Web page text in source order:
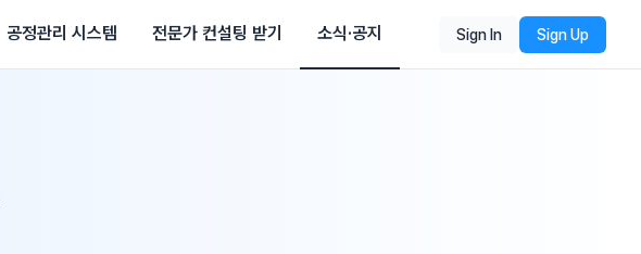
공정관리 시스템 전문가 컨설팅 받기 소식·공지 Sign In Sign Up